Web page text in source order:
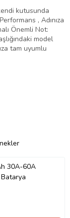
kutusunda
, Adınıza
Önemli Not:
model
tam uyumlu
30A-60A